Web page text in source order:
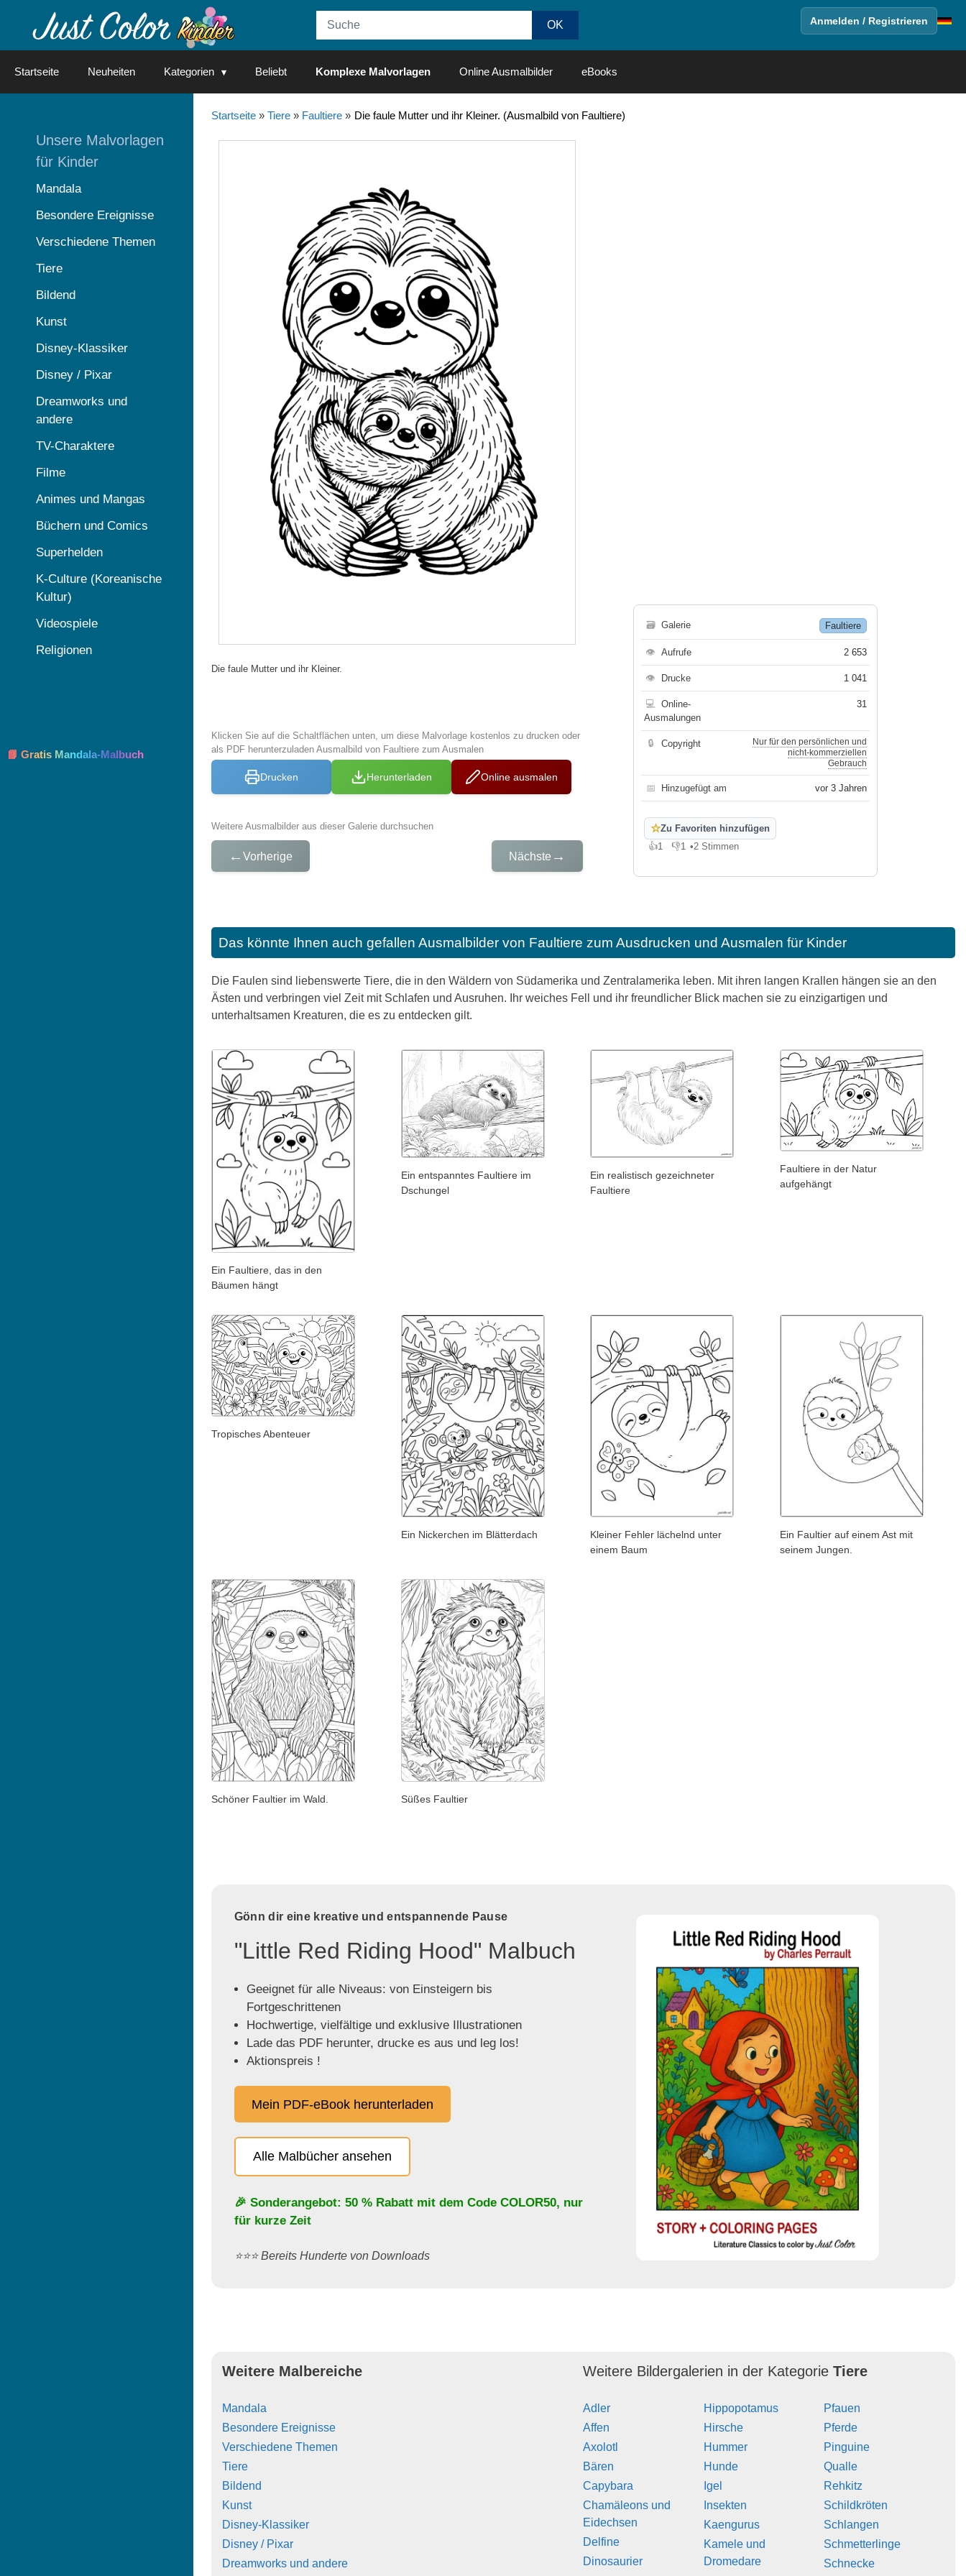
Anmelden / Registrieren
Startseite Neuheiten Kategorien Beliebt Komplexe Malvorlagen Online Ausmalbilder eBooks
Startseite» Tiere» Faultiere» Die faule Mutter und ihr Kleiner. (Ausmalbild von Faultiere)
Die faule Mutter und ihr Kleiner.
Klicken Sie auf die Schaltflächen unten, um diese Malvorlage kostenlos zu drucken oder
als PDF herunterzuladen Ausmalbild von Faultiere zum Ausmalen
Drucken Herunterladen Online ausmalen
Weitere Ausmalbilder aus dieser Galerie durchsuchen
← Vorherige Nächste →
🗃 Galerie Faultiere
👁 Aufrufe 2 653
👁 Drucke 1 041
💻
Online-
Ausmalungen
31
🔒 Copyright
Nur für den persönlichen und
nicht-kommerziellen
Gebrauch
📅 Hinzugefügt am vor 3 Jahren
☆Zu Favoriten hinzufügen
👍1
Gefällt mir
👎1
Gefällt mir nicht
•2 Stimmen
Das könnte Ihnen auch gefallen Ausmalbilder von Faultiere zum Ausdrucken und Ausmalen für Kinder
Die Faulen sind liebenswerte Tiere, die in den Wäldern von Südamerika und Zentralamerika leben. Mit ihren langen Krallen hängen sie an den
Ästen und verbringen viel Zeit mit Schlafen und Ausruhen. Ihr weiches Fell und ihr freundlicher Blick machen sie zu einzigartigen und
unterhaltsamen Kreaturen, die es zu entdecken gilt.
Ein Faultiere, das in den
Bäumen hängt
Ein entspanntes Faultiere im
Dschungel
Ein realistisch gezeichneter
Faultiere
Faultiere in der Natur
aufgehängt
Tropisches Abenteuer
Ein Nickerchen im Blätterdach
Kleiner Fehler lächelnd unter
einem Baum
Ein Faultier auf einem Ast mit
seinem Jungen.
Schöner Faultier im Wald. Süßes Faultier
Gönn dir eine kreative und entspannende Pause
"Little Red Riding Hood" Malbuch
Geeignet für alle Niveaus: von Einsteigern bis
Fortgeschrittenen
Hochwertige, vielfältige und exklusive Illustrationen
Lade das PDF herunter, drucke es aus und leg los!
Aktionspreis !
Mein PDF-eBook herunterladen
Alle Malbücher ansehen
🎉 Sonderangebot: 50 % Rabatt mit dem Code COLOR50, nur
für kurze Zeit
⭐️⭐️⭐️ Bereits Hunderte von Downloads
Weitere Malbereiche
Mandala
Besondere Ereignisse
Verschiedene Themen
Tiere
Bildend
Kunst
Disney-Klassiker
Disney / Pixar
Dreamworks und andere
Weitere Bildergalerien in der KategorieTiere
Adler
Affen
Axolotl
Bären
Capybara
Chamäleons und
Eidechsen
Delfine
Dinosaurier
Hippopotamus
Hirsche
Hummer
Hunde
Igel
Insekten
Kaengurus
Kamele und
Dromedare
Pfauen
Pferde
Pinguine
Qualle
Rehkitz
Schildkröten
Schlangen
Schmetterlinge
Schnecke
Unsere Malvorlagen
für Kinder
Mandala
Besondere Ereignisse
Verschiedene Themen
Tiere
Bildend
Kunst
Disney-Klassiker
Disney / Pixar
Dreamworks und
andere
TV-Charaktere
Filme
Animes und Mangas
Büchern und Comics
Superhelden
K-Culture (Koreanische
Kultur)
Videospiele
Religionen
📘 Gratis Mandala-Malbuch